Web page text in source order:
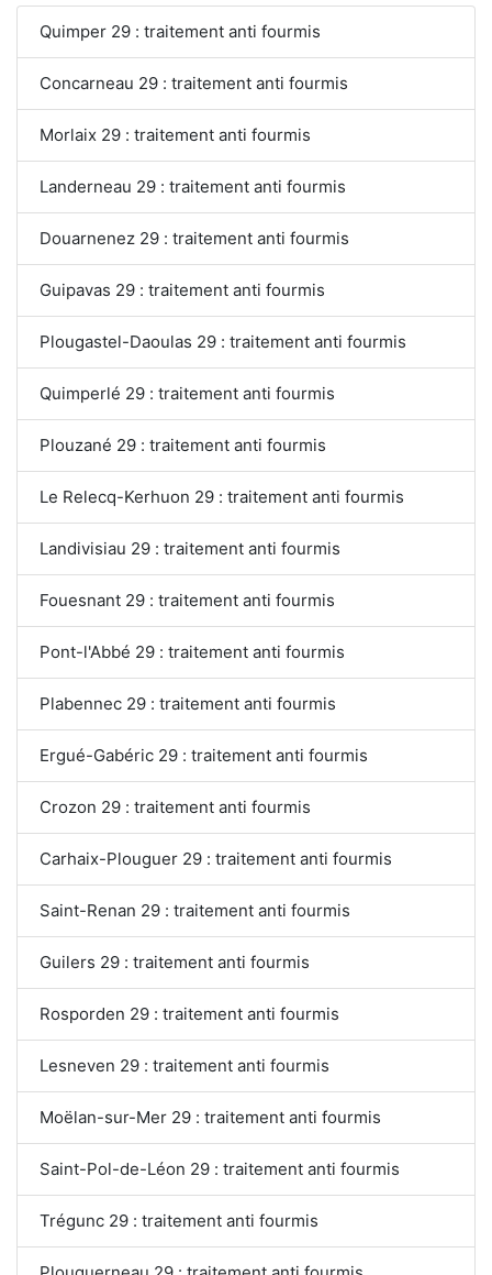
Quimper 29 : traitement anti fourmis
Concarneau 29 : traitement anti fourmis
Morlaix 29 : traitement anti fourmis
Landerneau 29 : traitement anti fourmis
Douarnenez 29 : traitement anti fourmis
Guipavas 29 : traitement anti fourmis
Plougastel-Daoulas 29 : traitement anti fourmis
Quimperlé 29 : traitement anti fourmis
Plouzané 29 : traitement anti fourmis
Le Relecq-Kerhuon 29 : traitement anti fourmis
Landivisiau 29 : traitement anti fourmis
Fouesnant 29 : traitement anti fourmis
Pont-l'Abbé 29 : traitement anti fourmis
Plabennec 29 : traitement anti fourmis
Ergué-Gabéric 29 : traitement anti fourmis
Crozon 29 : traitement anti fourmis
Carhaix-Plouguer 29 : traitement anti fourmis
Saint-Renan 29 : traitement anti fourmis
Guilers 29 : traitement anti fourmis
Rosporden 29 : traitement anti fourmis
Lesneven 29 : traitement anti fourmis
Moëlan-sur-Mer 29 : traitement anti fourmis
Saint-Pol-de-Léon 29 : traitement anti fourmis
Trégunc 29 : traitement anti fourmis